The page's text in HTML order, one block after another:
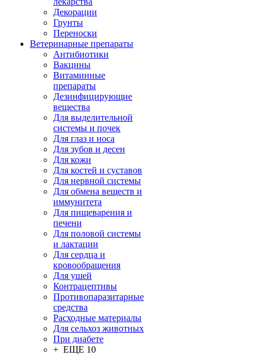
Декорации
Грунты
Переноски
Ветеринарные препараты
Антибиотики
Вакцины
Витаминные
препараты
Дезинфицирующие
вещества
Для выделительной
системы и почек
Для глаз и носа
Для зубов и десен
Для кожи
Для костей и суставов
Для нервной системы
Для обмена веществ и
иммунитета
Для пищеварения и
печени
Для половой системы
и лактации
Для сердца и
кровообращения
Для ушей
Контрацептивы
Противопаразитарные
средства
Расходные материалы
Для сельхоз животных
При диабете
+ ЕЩЕ 10